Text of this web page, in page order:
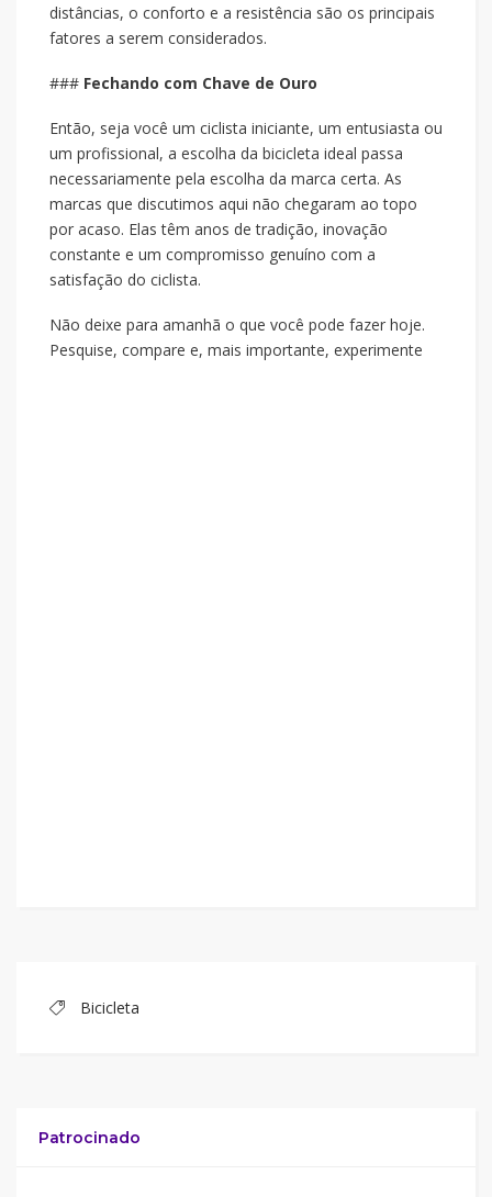
distâncias, o conforto e a resistência são os principais
fatores a serem considerados.
### Fechando com Chave de Ouro
Então, seja você um ciclista iniciante, um entusiasta ou
um profissional, a escolha da bicicleta ideal passa
necessariamente pela escolha da marca certa. As
marcas que discutimos aqui não chegaram ao topo
por acaso. Elas têm anos de tradição, inovação
constante e um compromisso genuíno com a
satisfação do ciclista.
Não deixe para amanhã o que você pode fazer hoje.
Pesquise, compare e, mais importante, experimente
Bicicleta
Patrocinado